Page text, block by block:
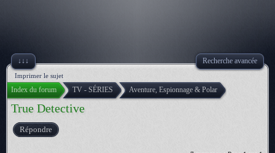
↓↓↓ Recherche avancée
Imprimer le sujet
Index du forum TV - SÉRIES Aventure, Espionnage & Polar
True Detective
Répondre